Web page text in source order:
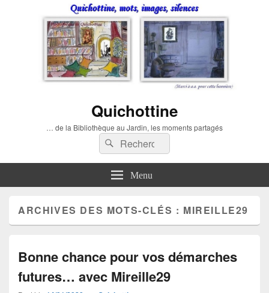
Quichottine
… de la Bibliothèque au Jardin, les moments partagés
Recherche :
Rechercher
Menu
ARCHIVES DES MOTS-CLÉS : MIREILLE29
Bonne chance pour vos démarches
futures… avec Mireille29